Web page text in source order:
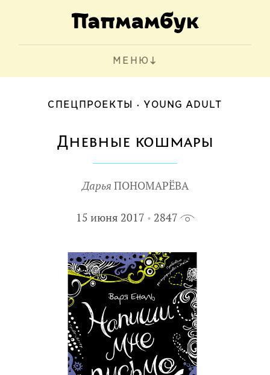
МЕНЮ
СПЕЦПРОЕКТЫ YOUNG ADULT
Дневные кошмары
Дарья ПОНОМАРЁВА
15 июня 2017 2847